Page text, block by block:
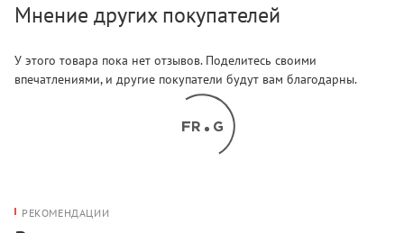
Мнение других покупателей
У этого товара пока нет отзывов. Поделитесь своими
впечатлениями, и другие покупатели будут вам благодарны.
РЕКОМЕНДАЦИИ